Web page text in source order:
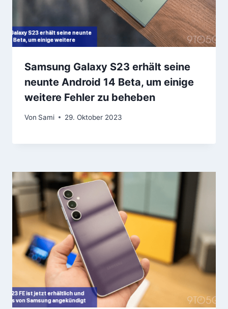
Samsung Galaxy S23 erhält seine
neunte Android 14 Beta, um einige
weitere Fehler zu beheben
Von Sami 29. Oktober 2023